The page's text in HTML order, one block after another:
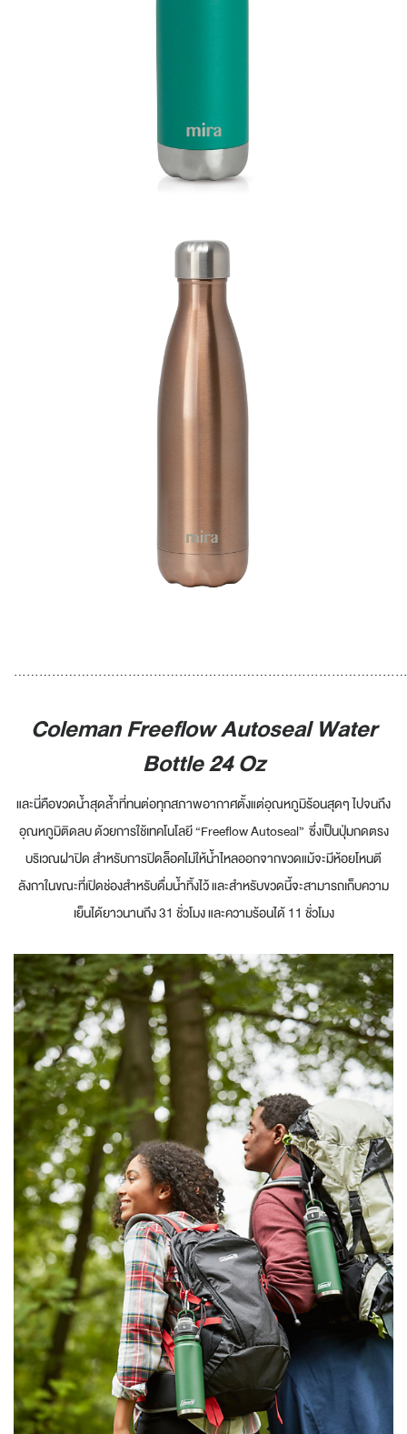
Coleman Freeflow Autoseal Water
Bottle 24 Oz
และนี่คือขวดน้ำสุดล้ำที่ทนต่อทุกสภาพอากาศตั้งแต่อุณหภูมิร้อนสุดๆ ไปจนถึง
อุณหภูมิติดลบ ด้วยการใช้เทคโนโลยี “Freeflow Autoseal” ซึ่งเป็นปุ่มกดตรง
บริเวณฝาปิด สำหรับการปิดล็อคไม่ให้น้ำไหลออกจากขวดแม้จะมีห้อยโหนตี
ลังกาในขณะที่เปิดช่องสำหรับดื่มน้ำทิ้งไว้ และสำหรับขวดนี้จะสามารถเก็บความ
เย็นได้ยาวนานถึง 31 ชั่วโมง และความร้อนได้ 11 ชั่วโมง